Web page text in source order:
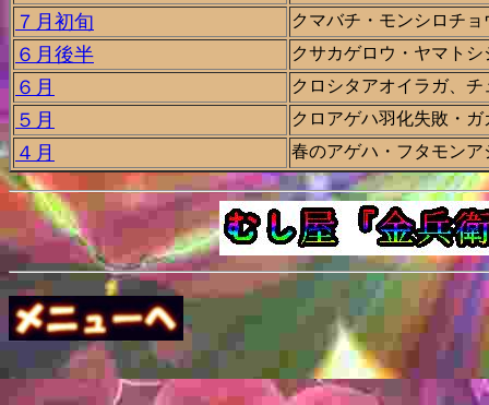
７月初旬 クマバチ・モンシロチ
６月後半 クサカゲロウ・ヤマト
６月 クロシタアオイラガ、
５月 クロアゲハ羽化失敗・
４月 春のアゲハ・フタモンア